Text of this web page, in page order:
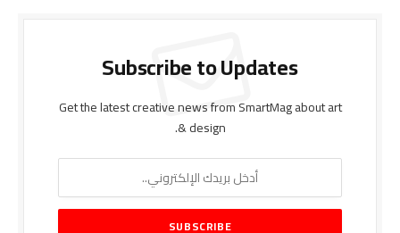
Subscribe to Updates
Get the latest creative news from SmartMag about art
& design.